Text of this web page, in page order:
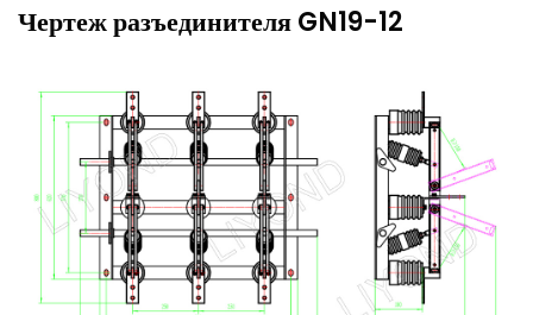
Чертеж разъединителя GN19-12